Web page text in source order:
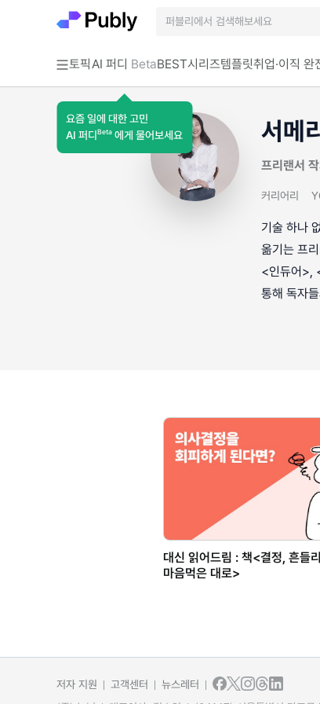
토픽AI 퍼디 Beta
요즘 일에 대한 고민
AI 퍼디 Beta 에게 물어보세요
BEST시리즈템플릿취업·이직 완
서메
프리랜서
커리어리
기술 하나
옮기는 프
<인듀어>,
통해 독자
대신 읽어드림 : 책<결정, 흔들
마음먹은 대로>
저자 지원 고객센터
뉴스레터